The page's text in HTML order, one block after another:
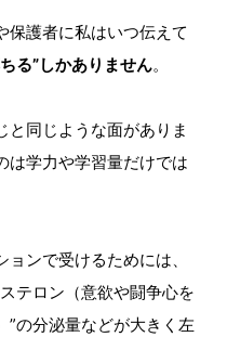
保護者に私はいつ伝えて
る”しかありません。
と同じような面がありま
は学力や学習量だけでは
ンで受けるためには、
テロン（意欲や闘争心を
”の分泌量などが大きく左